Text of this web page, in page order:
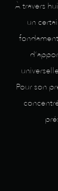
À travers
un
Pour son